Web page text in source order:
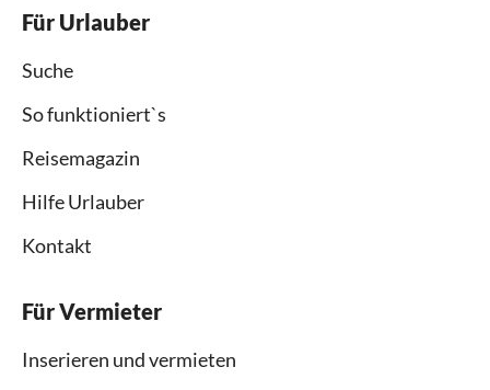
Für Urlauber
Suche
So funktioniert`s
Reisemagazin
Hilfe Urlauber
Kontakt
Für Vermieter
Inserieren und vermieten